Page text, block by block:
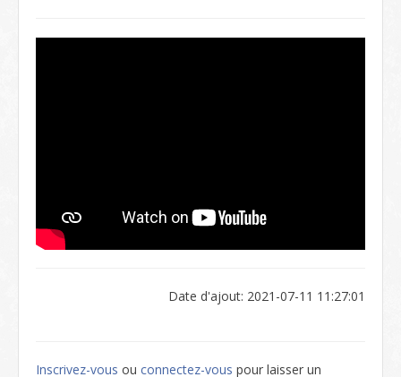
Date d'ajout: 2021-07-11 11:27:01
Inscrivez-vous ou connectez-vous pour laisser un